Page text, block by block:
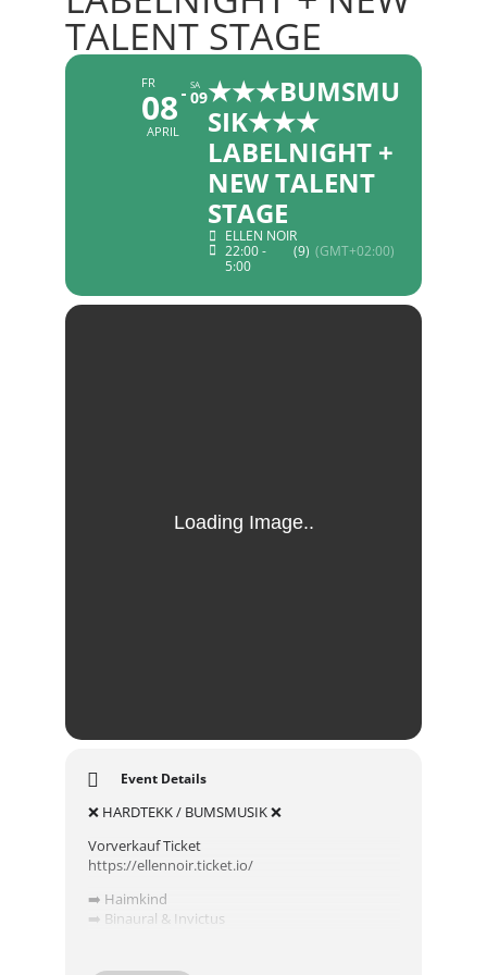
TALENT STAGE
FR
08
APRIL
SA
09★★★BUMSMU
SIK★★★
LABELNIGHT +
NEW TALENT
STAGE
ELLEN NOIR
22:00 -
5:00
(9) (GMT+02:00)
Event Details
❌ HARDTEKK / BUMSMUSIK ❌
Vorverkauf Ticket
https://ellennoir.ticket.io/
➡️ Haimkind
➡️ Binaural & Invictus